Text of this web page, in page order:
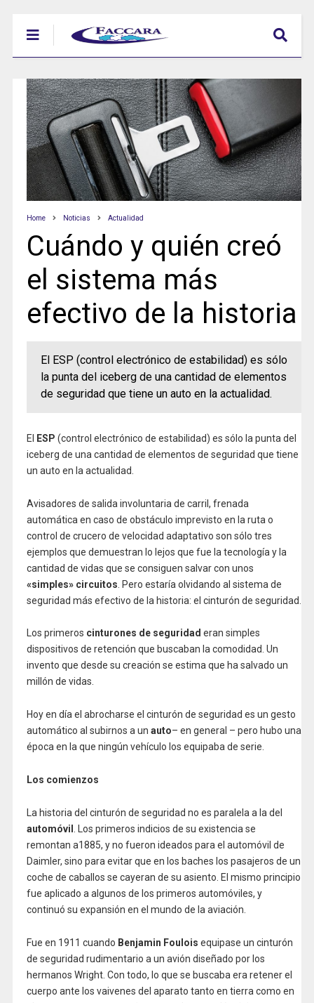
Home Noticias Actualidad
Cuándo y quién creó
el sistema más
efectivo de la historia
El ESP (control electrónico de estabilidad) es sólo
la punta del iceberg de una cantidad de elementos
de seguridad que tiene un auto en la actualidad.
El ESP (control electrónico de estabilidad) es sólo la punta del
iceberg de una cantidad de elementos de seguridad que tiene
un auto en la actualidad.
Avisadores de salida involuntaria de carril, frenada
automática en caso de obstáculo imprevisto en la ruta o
control de crucero de velocidad adaptativo son sólo tres
ejemplos que demuestran lo lejos que fue la tecnología y la
cantidad de vidas que se consiguen salvar con unos
«simples» circuitos . Pero estaría olvidando al sistema de
seguridad más efectivo de la historia: el cinturón de seguridad.
Los primeros cinturones de seguridad eran simples
dispositivos de retención que buscaban la comodidad. Un
invento que desde su creación se estima que ha salvado un
millón de vidas.
Hoy en día el abrocharse el cinturón de seguridad es un gesto
automático al subirnos a un auto– en general – pero hubo una
época en la que ningún vehículo los equipaba de serie.
Los comienzos
La historia del cinturón de seguridad no es paralela a la del
automóvil
. Los primeros indicios de su existencia se
remontan a1885, y no fueron ideados para el automóvil de
Daimler, sino para evitar que en los baches los pasajeros de un
coche de caballos se cayeran de su asiento. El mismo principio
fue aplicado a algunos de los primeros automóviles, y
continuó su expansión en el mundo de la aviación.
Fue en 1911 cuando Benjamin Foulois equipase un cinturón
de seguridad rudimentario a un avión diseñado por los
hermanos Wright. Con todo, lo que se buscaba era retener el
cuerpo ante los vaivenes del aparato tanto en tierra como en